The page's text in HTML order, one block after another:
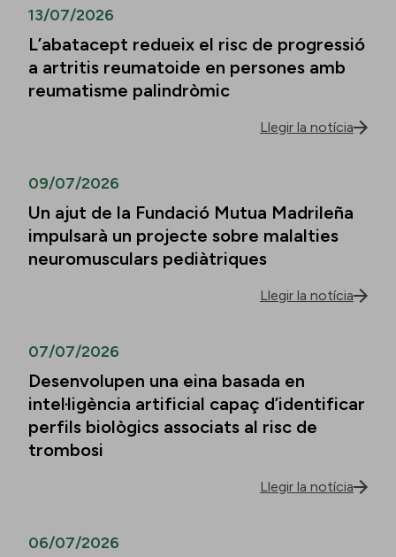
13/07/2026
L’abatacept redueix el risc de progressió
a artritis reumatoide en persones amb
reumatisme palindròmic
Llegir la notícia
09/07/2026
Un ajut de la Fundació Mutua Madrileña
impulsarà un projecte sobre malalties
neuromusculars pediàtriques
Llegir la notícia
07/07/2026
Desenvolupen una eina basada en
intel·ligència artificial capaç d’identificar
perfils biològics associats al risc de
trombosi
Llegir la notícia
06/07/2026